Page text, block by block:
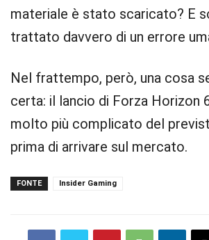
materiale è stato scaricato? E
trattato davvero di un errore
Nel frattempo, però, una cosa
certa: il lancio di Forza Horizon
molto più complicato del
prima di arrivare sul mercato.
FONTE Insider Gaming